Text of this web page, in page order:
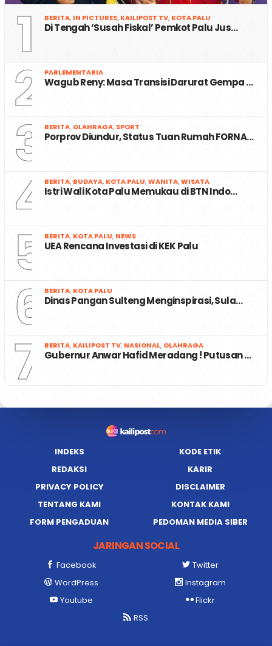
1 BERITA, IN PICTURES, KAILIPOST TV, KOTA PALU
Di Tengah ‘Susah Fiskal’ Pemkot Palu Jus…
2 PARLEMENTARIA
Wagub Reny: Masa Transisi Darurat Gempa …
3 BERITA, OLAHRAGA, SPORT
Porprov Diundur, Status Tuan Rumah FORNA…
4 BERITA, BUDAYA, KOTA PALU,WANITA,WISATA
Istri Wali Kota Palu Memukau di BTN Indo…
5 BERITA, KOTA PALU, NEWS
UEA Rencana Investasi di KEK Palu
6 BERITA, KOTA PALU
Dinas Pangan Sulteng Menginspirasi, Sula…
7 BERITA, KAILIPOST TV, NASIONAL, OLAHRAGA
Gubernur Anwar Hafid Meradang ! Putusan …
INDEKS
KODE ETIK
REDAKSI
KARIR
PRIVACY POLICY
DISCLAIMER
TENTANG KAMI
KONTAK KAMI
FORM PENGADUAN
PEDOMAN MEDIA SIBER
JARINGAN SOCIAL
Facebook
Twitter
WordPress
Instagram
Youtube
Flickr
RSS